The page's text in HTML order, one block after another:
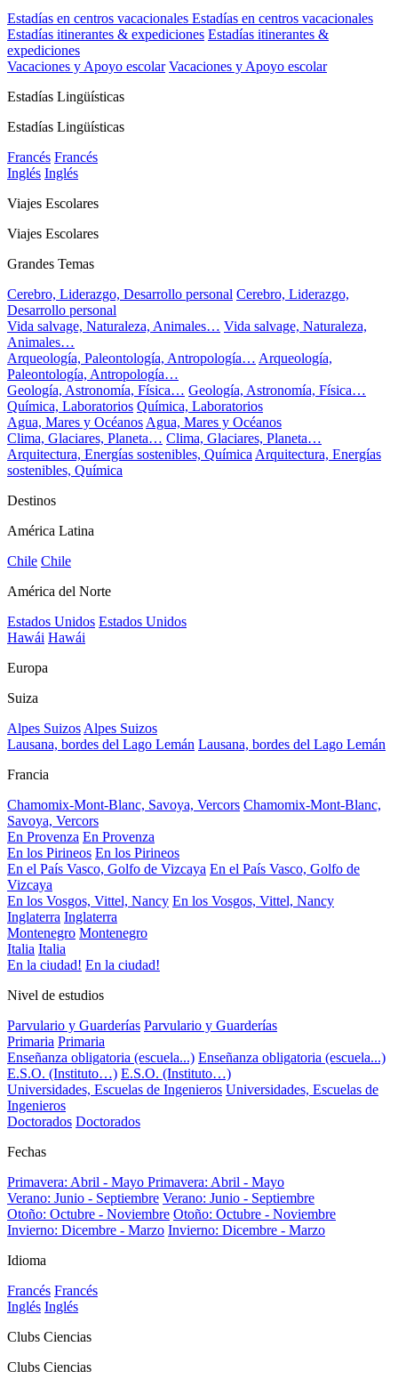
Estadías en centros vacacionales Estadías en centros vacacionales
Estadías itinerantes & expediciones Estadías itinerantes &
expediciones
Vacaciones y Apoyo escolar Vacaciones y Apoyo escolar
Estadías Lingüísticas
Estadías Lingüísticas
Francés Francés
Inglés Inglés
Viajes Escolares
Viajes Escolares
Grandes Temas
Cerebro, Liderazgo, Desarrollo personal Cerebro, Liderazgo,
Desarrollo personal
Vida salvage, Naturaleza, Animales… Vida salvage, Naturaleza,
Animales…
Arqueología, Paleontología, Antropología… Arqueología,
Paleontología, Antropología…
Geología, Astronomía, Física… Geología, Astronomía, Física…
Química, Laboratorios Química, Laboratorios
Agua, Mares y OcéanosAgua, Mares y Océanos
Clima, Glaciares, Planeta… Clima, Glaciares, Planeta…
Arquitectura, Energías sostenibles, QuímicaArquitectura, Energías
sostenibles, Química
Destinos
América Latina
Chile Chile
América del Norte
Estados Unidos Estados Unidos
Hawái Hawái
Europa
Suiza
Alpes SuizosAlpes Suizos
Lausana, bordes del Lago Lemán Lausana, bordes del Lago Lemán
Francia
Chamomix-Mont-Blanc, Savoya, Vercors Chamomix-Mont-Blanc,
Savoya, Vercors
En Provenza En Provenza
En los Pirineos En los Pirineos
En el País Vasco, Golfo de Vizcaya En el País Vasco, Golfo de
Vizcaya
En los Vosgos, Vittel, Nancy En los Vosgos, Vittel, Nancy
Inglaterra Inglaterra
Montenegro Montenegro
Italia Italia
En la ciudad! En la ciudad!
Nivel de estudios
Parvulario y Guarderías Parvulario y Guarderías
Primaria Primaria
Enseñanza obligatoria (escuela...) Enseñanza obligatoria (escuela...)
E.S.O. (Instituto…) E.S.O. (Instituto…)
Universidades, Escuelas de Ingenieros Universidades, Escuelas de
Ingenieros
Doctorados Doctorados
Fechas
Primavera: Abril - Mayo Primavera: Abril - Mayo
Verano: Junio - Septiembre Verano: Junio - Septiembre
Otoño: Octubre - Noviembre Otoño: Octubre - Noviembre
Invierno: Dicembre - Marzo Invierno: Dicembre - Marzo
Idioma
Francés Francés
Inglés Inglés
Clubs Ciencias
Clubs Ciencias